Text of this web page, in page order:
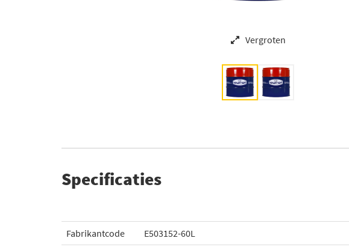
Vergroten
Specificaties
Fabrikantcode
E503152-60L